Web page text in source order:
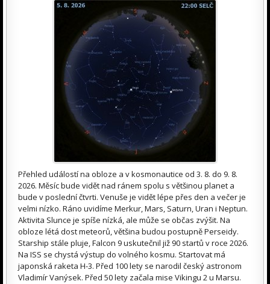
Přehled událostí na obloze a v kosmonautice od 3. 8. do 9. 8.
2026. Měsíc bude vidět nad ránem spolu s většinou planet a
bude v poslední čtvrti. Venuše je vidět lépe přes den a večer je
velmi nízko. Ráno uvidíme Merkur, Mars, Saturn, Uran i Neptun.
Aktivita Slunce je spíše nízká, ale může se občas zvýšit. Na
obloze létá dost meteorů, většina budou postupně Perseidy.
Starship stále pluje, Falcon 9 uskutečnil již 90 startů v roce 2026.
Na ISS se chystá výstup do volného kosmu. Startovat má
japonská raketa H-3. Před 100 lety se narodil český astronom
Vladimír Vanýsek. Před 50 lety začala mise Vikingu 2 u Marsu.